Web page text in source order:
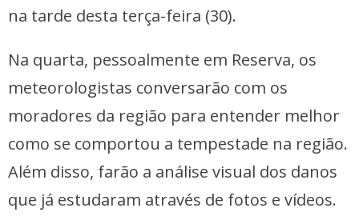
na tarde desta terça-feira (30).
Na quarta, pessoalmente em Reserva, os
meteorologistas conversarão com os
moradores da região para entender melhor
como se comportou a tempestade na região.
Além disso, farão a análise visual dos danos
que já estudaram através de fotos e vídeos.